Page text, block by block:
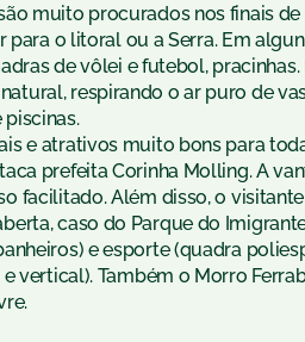
muito procurados nos finais
para o litoral ou a Serra. Em
de vôlei e futebol,
respirando o ar puro de
piscinas.
e atrativos muito bons para
prefeita Corinha Molling. A
facilitado. Além disso, o
caso do Parque do
e esporte (quadra
vertical). Também o Morro